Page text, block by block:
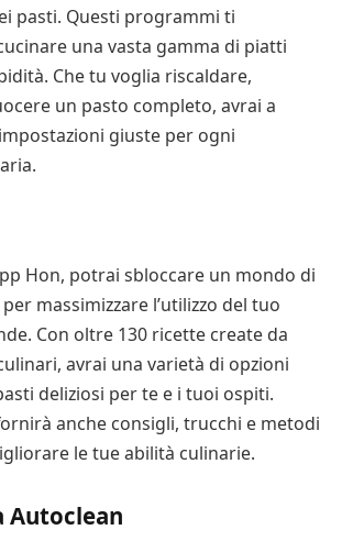
pasti. Questi programmi ti
una vasta gamma di piatti
Che tu voglia riscaldare,
un pasto completo, avrai a
giuste per ogni
Hon, potrai sbloccare un mondo di
massimizzare l’utilizzo del tuo
Con oltre 130 ricette create da
avrai una varietà di opzioni
deliziosi per te e i tuoi ospiti.
anche consigli, trucchi e metodi
le tue abilità culinarie.
Autoclean